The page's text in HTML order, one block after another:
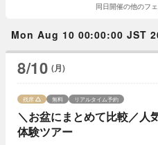
同日開催の他のフ
Mon Aug 10 00:00:00 JST
8/10 (月)
＼お盆にまとめて比較／人
体験ツアー
残席 無料 リアルタイム予約